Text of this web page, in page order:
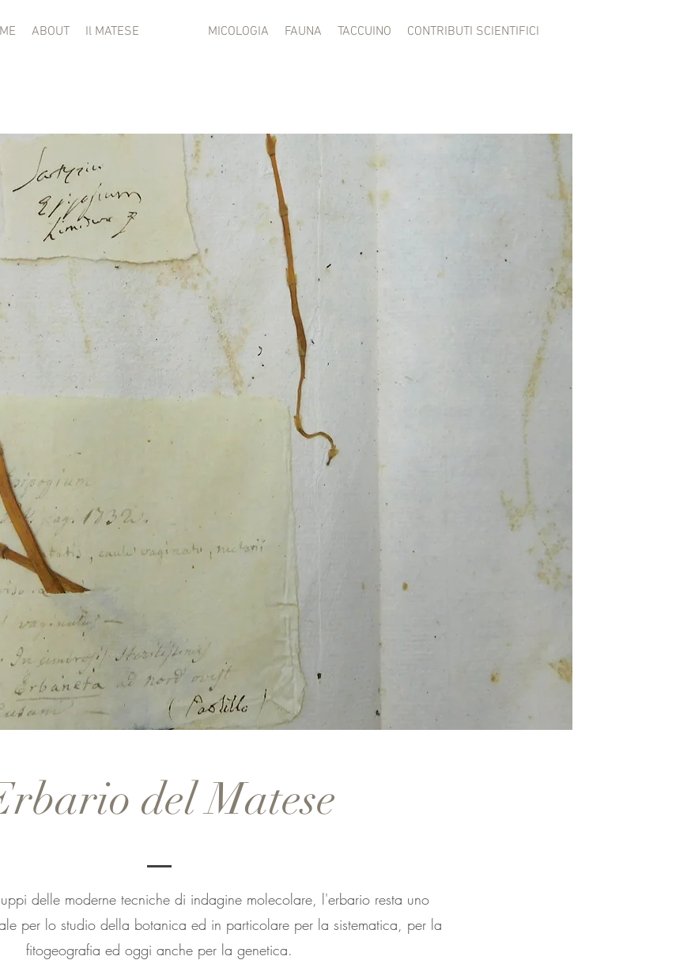
ABOUT Il MATESE MICOLOGIA FAUNA TACCUINO CONTRIBUTI SCIENTIFICI
del Matese
delle moderne tecniche di indagine molecolare, l'erbario resta uno
per lo studio della botanica ed in particolare per la sistematica, per la
fitogeografia ed oggi anche per la genetica.